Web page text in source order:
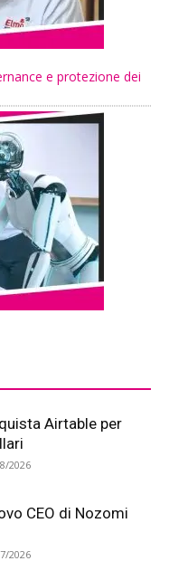
e protezione dei
Airtable per
2026
CEO di Nozomi
2026